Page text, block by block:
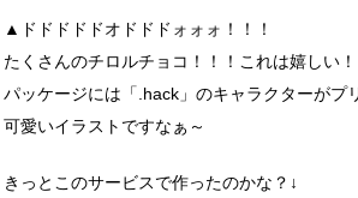
▲ドドドドドオドドドォォォ！！！
たくさんのチロルチョコ！！！これは嬉しい！
パッケージには「.hack」のキャラクターがプ
可愛いイラストですなぁ～
きっとこのサービスで作ったのかな？↓